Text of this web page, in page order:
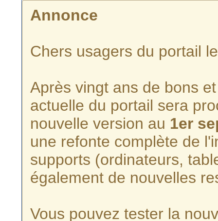
Annonce
Chers usagers du portail
Après vingt ans de bons
actuelle du portail sera
nouvelle version au 1er
une refonte complète de
supports (ordinateurs,
également de nouvelles
Vous pouvez tester la